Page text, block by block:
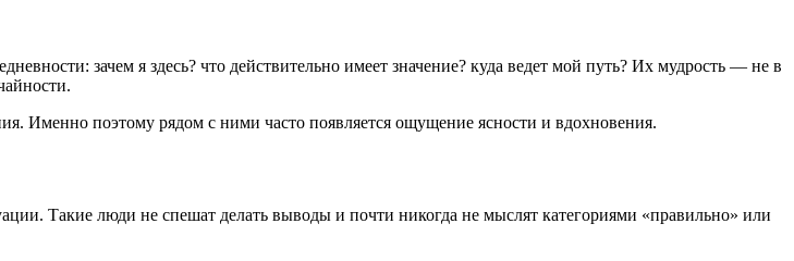
зачем я здесь? что действительно имеет значение? куда ведет мой путь? Их мудрость — не в
Именно поэтому рядом с ними часто появляется ощущение ясности и вдохновения.
Такие люди не спешат делать выводы и почти никогда не мыслят категориями «правильно» или